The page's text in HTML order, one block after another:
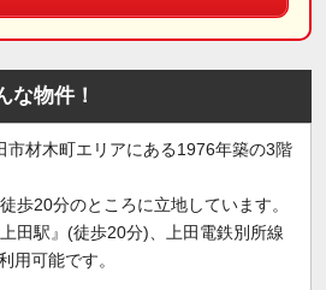
な物件！
市材木町エリアにある1976年築の3階
歩20分のところに立地しています。
田駅』(徒歩20分)、上田電鉄別所線
用可能です。